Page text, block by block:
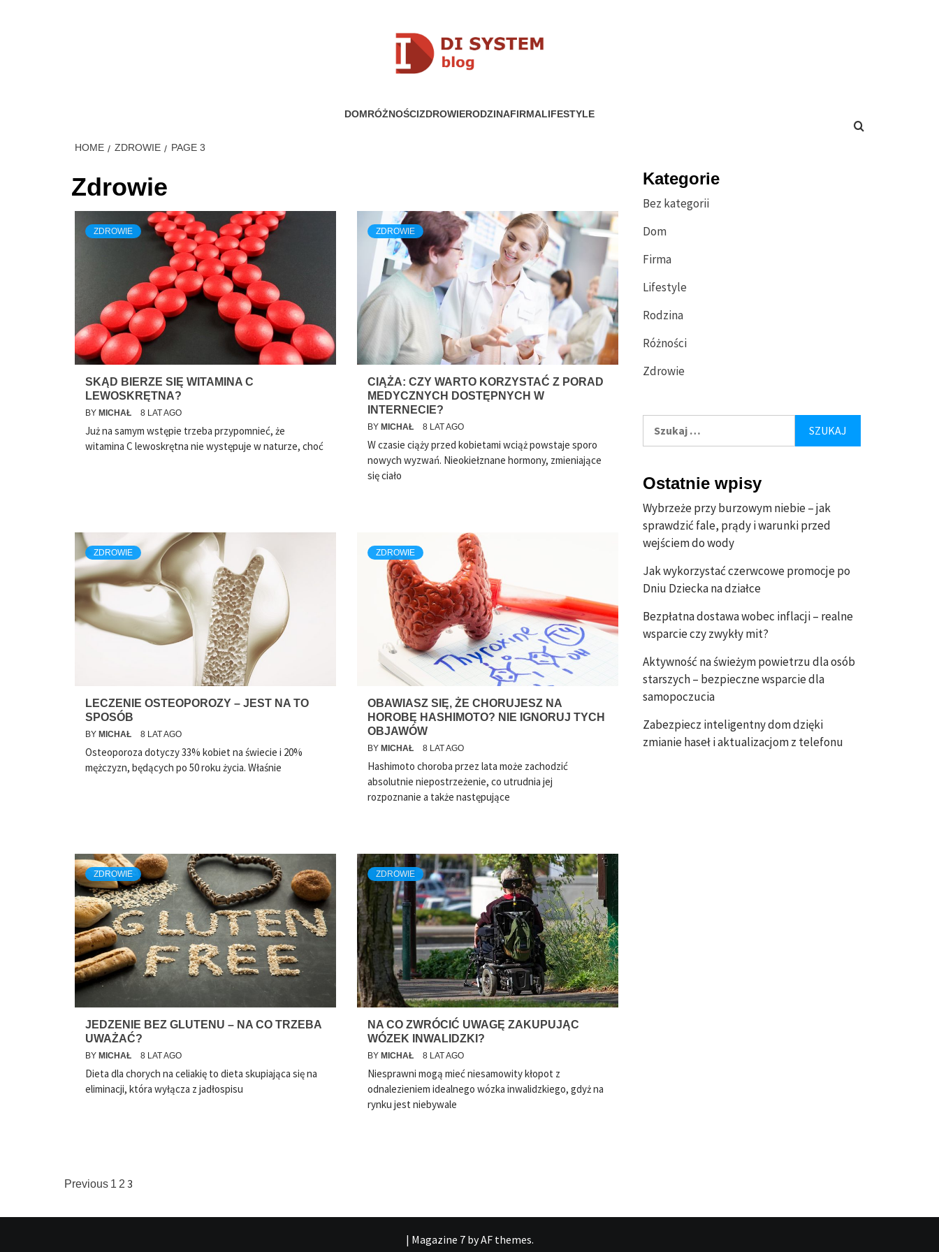
MÓJ SYSTEM
DOMRÓŻNOŚCIZDROWIERODZINAFIRMALIFESTYLE
HOME ZDROWIE PAGE 3
Zdrowie
ZDROWIE
SKĄD BIERZE SIĘ WITAMINA C
LEWOSKRĘTNA?
BY MICHAŁ 8 LAT AGO
Już na samym wstępie trzeba przypomnieć, że
witamina C lewoskrętna nie występuje w naturze, choć
ZDROWIE
CIĄŻA: CZY WARTO KORZYSTAĆ Z PORAD
MEDYCZNYCH DOSTĘPNYCH W
INTERNECIE?
BY MICHAŁ 8 LAT AGO
W czasie ciąży przed kobietami wciąż powstaje sporo
nowych wyzwań. Nieokiełznane hormony, zmieniające
się ciało
ZDROWIE
LECZENIE OSTEOPOROZY – JEST NA TO
SPOSÓB
BY MICHAŁ 8 LAT AGO
Osteoporoza dotyczy 33% kobiet na świecie i 20%
mężczyzn, będących po 50 roku życia. Właśnie
ZDROWIE
OBAWIASZ SIĘ, ŻE CHORUJESZ NA
HOROBĘ HASHIMOTO? NIE IGNORUJ TYCH
OBJAWÓW
BY MICHAŁ 8 LAT AGO
Hashimoto choroba przez lata może zachodzić
absolutnie niepostrzeżenie, co utrudnia jej
rozpoznanie a także następujące
ZDROWIE
JEDZENIE BEZ GLUTENU – NA CO TRZEBA
UWAŻAĆ?
BY MICHAŁ 8 LAT AGO
Dieta dla chorych na celiakię to dieta skupiająca się na
eliminacji, która wyłącza z jadłospisu
ZDROWIE
NA CO ZWRÓCIĆ UWAGĘ ZAKUPUJĄC
WÓZEK INWALIDZKI?
BY MICHAŁ 8 LAT AGO
Niesprawni mogą mieć niesamowity kłopot z
odnalezieniem idealnego wózka inwalidzkiego, gdyż na
rynku jest niebywale
Stronicowanie
Previous 1 2 3
Kategorie
Bez kategorii
Dom
Firma
Lifestyle
Rodzina
Różności
Zdrowie
Ostatnie wpisy
Wybrzeże przy burzowym niebie – jak
sprawdzić fale, prądy i warunki przed
wejściem do wody
Jak wykorzystać czerwcowe promocje po
Dniu Dziecka na działce
Bezpłatna dostawa wobec inflacji – realne
wsparcie czy zwykły mit?
Aktywność na świeżym powietrzu dla osób
starszych – bezpieczne wsparcie dla
samopoczucia
Zabezpiecz inteligentny dom dzięki
zmianie haseł i aktualizacjom z telefonu
| Magazine 7by AF themes.